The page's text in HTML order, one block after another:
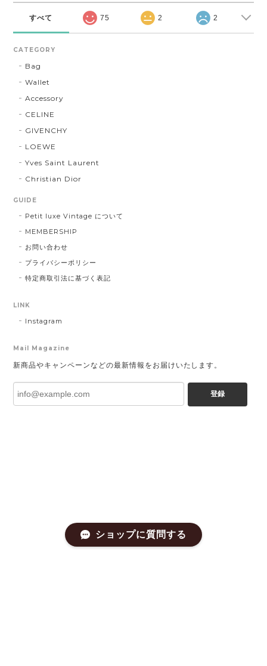
すべて 75 2 2
CATEGORY
Bag
Wallet
Accessory
CELINE
GIVENCHY
LOEWE
Yves Saint Laurent
Christian Dior
GUIDE
Petit luxe Vintage について
MEMBERSHIP
お問い合わせ
プライバシーポリシー
特定商取引法に基づく表記
LINK
Instagram
Mail Magazine
新商品やキャンペーンなどの最新情報をお届けいたします。
登録
ショップに質問する